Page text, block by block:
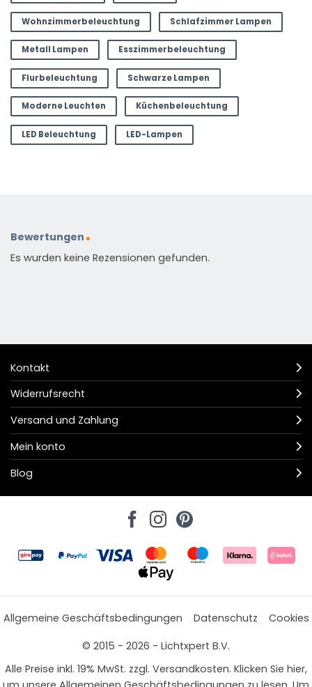
Wohnzimmerbeleuchtung Schlafzimmer Lampen
Metall Lampen Esszimmerbeleuchtung
Flurbeleuchtung Schwarze Lampen
Moderne Leuchten Küchenbeleuchtung
LED Beleuchtung LED-Lampen
Bewertungen
Es wurden keine Rezensionen gefunden.
Kontakt
Widerrufsrecht
Versand und Zahlung
Mein konto
Blog
Allgemeine Geschäftsbedingungen Datenschutz
Cookies
© 2015 - 2026 - Lichtxpert B.V.
Alle Preise inkl. 19% MwSt. zzgl. Versandkosten. Klicken Sie hier,